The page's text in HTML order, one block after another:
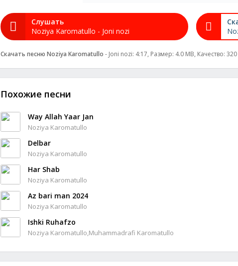
Слушать
Noziya Karomatullo - Joni nozi
Скачать песню Noziya Karomatullo - Joni nozi: 4:17, Размер: 4.0 MB, Качество: 320
Похожие песни
Way Allah Yaar Jan
Noziya Karomatullo
Delbar
Noziya Karomatullo
Har Shab
Noziya Karomatullo
Az bari man 2024
Noziya Karomatullo
Ishki Ruhafzo
Noziya Karomatullo,Muhammadrafi Karomatullo